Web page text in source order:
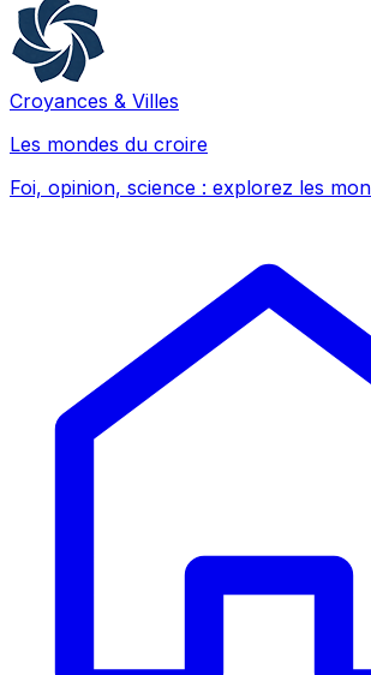
Croyances & Villes
Les mondes du croire
Foi, opinion, science : explorez les